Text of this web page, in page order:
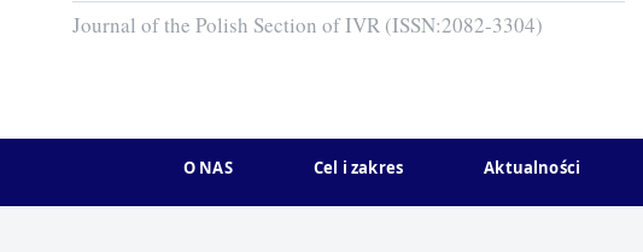
Journal of the Polish Section of IVR (ISSN:2082-3304)
O NAS Cel i zakres Aktualności